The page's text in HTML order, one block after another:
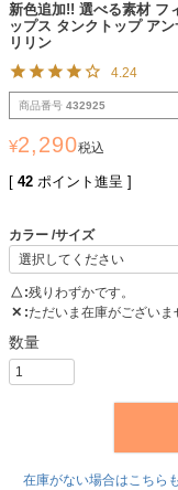
新色追加!! 選べる素材 フ
ップス タンクトップ ア
リリン
4.24
商品番号 432925
¥2,290税込
[ 42 ポイント進呈 ]
カラー サイズ
△ 残りわずかです。
✕ ただいま在庫がございま
在庫がない場合はこちら